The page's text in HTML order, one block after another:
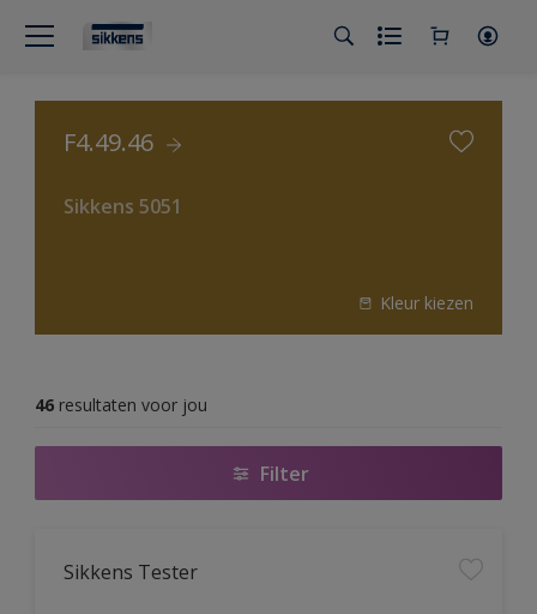
F4.49.46
Sikkens 5051
Kleur kiezen
46 resultaten voor jou
Filter
Sikkens Tester